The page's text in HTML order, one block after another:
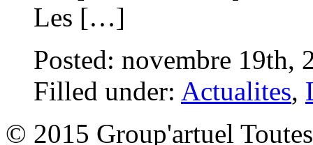
Les […]
Posted: novembre 19th,
Filled under: Actualites,
© 2015 Group'artuel